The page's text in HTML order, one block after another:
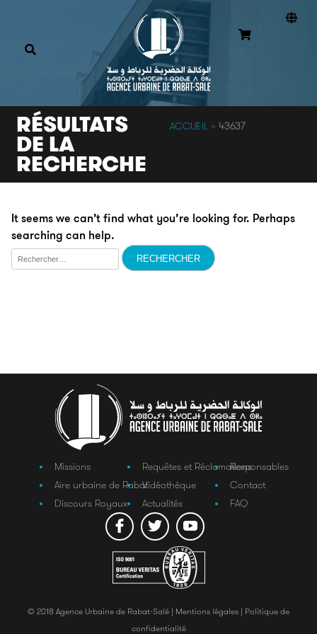
RÉSULTATS
DE LA
RECHERCHE
ACCUEIL » 43637
It seems we can’t find what you’re looking for. Perhaps
searching can help.
Rechercher :
Missions
Aire urbaine de Rabat
Discours Royaux
Requêtes et Réclamations
Vidéothèque
Actualités
Responsables
Contact
FAQ
© 2018 Agence Urbaine de Rabat-Salé | Mentions légales | Politique de
confidentialité